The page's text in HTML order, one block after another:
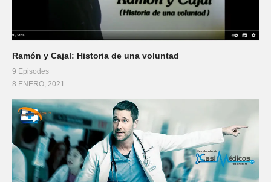
Ramón y Cajal: Historia de una voluntad
9 Episodes
8 ENERO, 2021